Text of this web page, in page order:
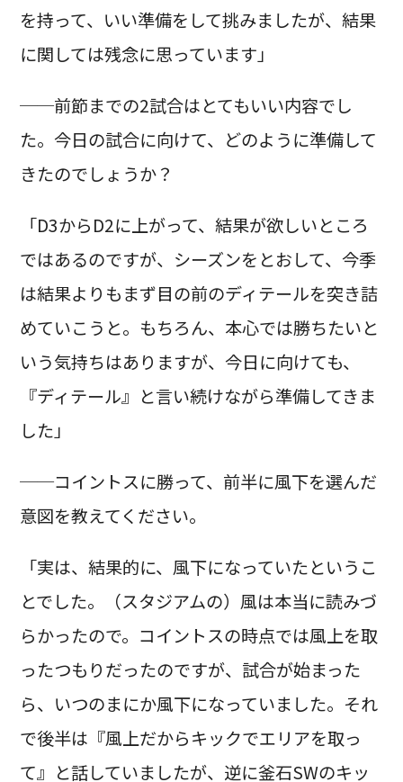
を持って、いい準備をして挑みましたが、結果
に関しては残念に思っています」
──前節までの2試合はとてもいい内容でし
た。今日の試合に向けて、どのように準備して
きたのでしょうか？
「D3からD2に上がって、結果が欲しいところ
ではあるのですが、シーズンをとおして、今季
は結果よりもまず目の前のディテールを突き詰
めていこうと。もちろん、本心では勝ちたいと
いう気持ちはありますが、今日に向けても、
『ディテール』と言い続けながら準備してきま
した」
──コイントスに勝って、前半に風下を選んだ
意図を教えてください。
「実は、結果的に、風下になっていたというこ
とでした。（スタジアムの）風は本当に読みづ
らかったので。コイントスの時点では風上を取
ったつもりだったのですが、試合が始まった
ら、いつのまにか風下になっていました。それ
で後半は『風上だからキックでエリアを取っ
て』と話していましたが、逆に釜石SWのキッ